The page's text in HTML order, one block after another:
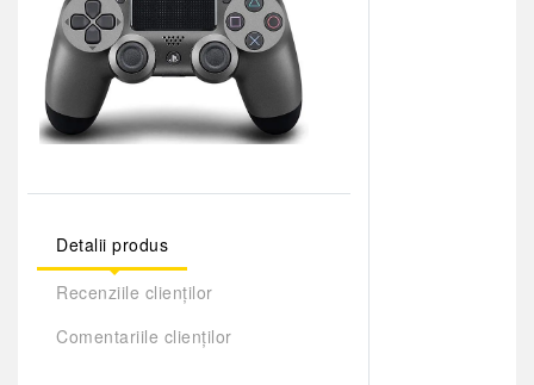
Detalii produs
Recenziile clienților
Comentariile clienților